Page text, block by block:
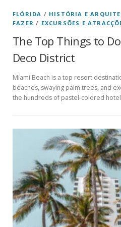
FLÓRIDA / HISTÓRIA E
FAZER / EXCURSÕES E
The Top Things to
Deco District
Miami Beach is a top resort
beaches, swaying palm trees, and
the hundreds of pastel-colored